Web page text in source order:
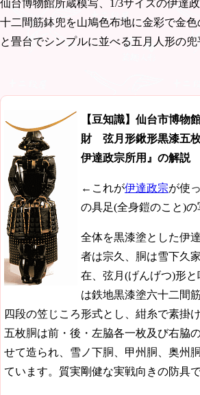
仙台博物館所蔵模写、1/3サイズの伊達
十二間筋鉢兜を山鳩色布地に金彩で金
と畳台でシンプルに並べる五月人形の兜
【豆知識】仙台市博物
財 弦月形鍬形黒漆五
伊達政宗所用』の解説
←これが伊達政宗が使
の具足(全身鎧のこと)の
全体を黒漆塗とした伊
者は宗久、胴は雪下久
在、弦月(げんげつ)形
は鉄地黒漆塗六十二間
四段の笠じころ形式とし、紺糸で素掛
五枚胴は前・後・左脇各一枚及び右脇
せて造られ、雪ノ下胴、甲州胴、奥州
ています。質実剛健な実戦向きの防具で